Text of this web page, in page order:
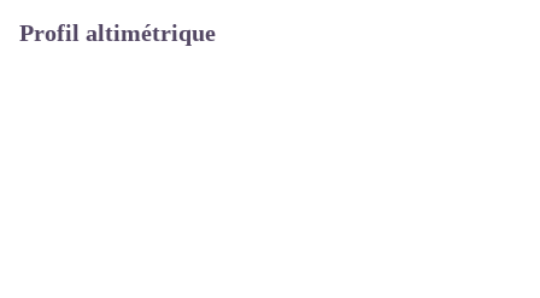
Profil altimétrique